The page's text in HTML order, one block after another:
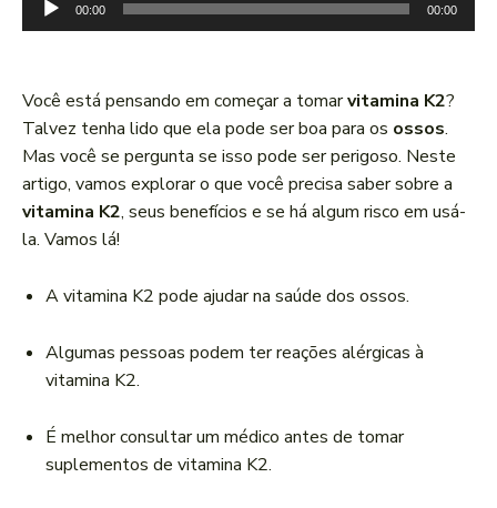
o
d
o
r
d
e
á
d
o
00:00 00:00
Você está pensando em começar a tomarvitamina K2?
Talvez tenha lido que ela pode ser boa para os ossos.
Mas você se pergunta se isso pode ser perigoso. Neste
artigo, vamos explorar o que você precisa saber sobre a
vitamina K2, seus benefícios e se há algum risco em usá-
la. Vamos lá!
A vitamina K2 pode ajudar na saúde dos ossos.
Algumas pessoas podem ter reações alérgicas à
vitamina K2.
É melhor consultar um médico antes de tomar
suplementos de vitamina K2.